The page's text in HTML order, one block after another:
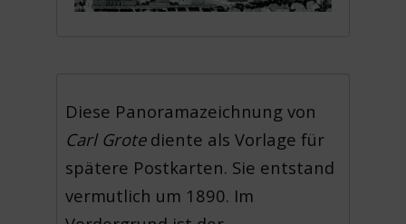
Diese Panoramazeichnung von
Carl Grotediente als Vorlage für
spätere Postkarten. Sie entstand
vermutlich um 1890. Im